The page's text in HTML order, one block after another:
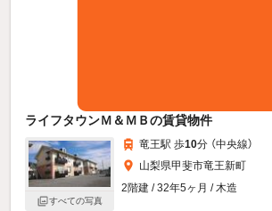
ライフタウンＭ＆ＭＢの賃貸物件
すべての写真
竜王駅 歩10分 （中央線）
山梨県甲斐市竜王新町
2階建 / 32年5ヶ月 / 木造